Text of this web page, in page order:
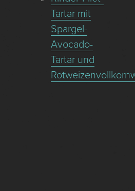
Tartar mit
Spargel-
Avocado-
Tartar und